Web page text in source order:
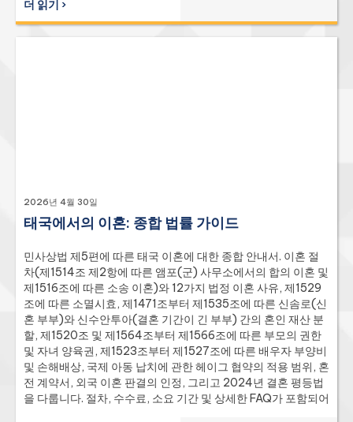
(thac.or.th), 대법원 데이터베이스
(deka.supremecourt.or.th) 등이 있습니다.
원회) 진정, 민사 소송 및 중재를 통한 실질적인 집행, 그리고 상
세한 FAQ를 다룹니다. 태국 비상장 및 상장 유한회사의 외국인
및 국내 투자자, 합작 투자 파트너, 소수 지분 보유자를 위한 권위
더 읽기 ›
2026년 4월 30일
태국에서의 이혼: 종합 법률 가이드
민사상법 제5편에 따른 태국 이혼에 대한 종합 안내서. 이혼 절
차(제1514조 제2항에 따른 앰포(군) 사무소에서의 합의 이혼 및
제1516조에 따른 소송 이혼)와 12가지 법정 이혼 사유, 제1529
조에 따른 소멸시효, 제1471조부터 제1535조에 따른 신솜로(신
혼 부부)와 신수안투아(결혼 기간이 긴 부부) 간의 혼인 재산 분
할, 제1520조 및 제1564조부터 제1566조에 따른 부모의 권한
및 자녀 양육권, 제1523조부터 제1527조에 따른 배우자 부양비
및 손해배상, 국제 아동 납치에 관한 헤이그 협약의 적용 범위, 혼
전 계약서, 외국 이혼 판결의 인정, 그리고 2024년 결혼 평등법
을 다룹니다. 절차, 수수료, 소요 기간 및 상세한 FAQ가 포함되어